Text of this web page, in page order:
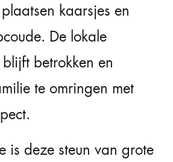
kaarsjes en
De lokale
betrokken en
te omringen met
is deze steun van grote